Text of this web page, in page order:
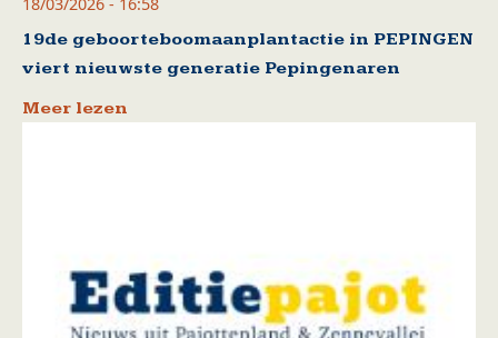
19de geboorteboomaanplantactie in PEPINGEN
viert nieuwste generatie Pepingenaren
Meer lezen